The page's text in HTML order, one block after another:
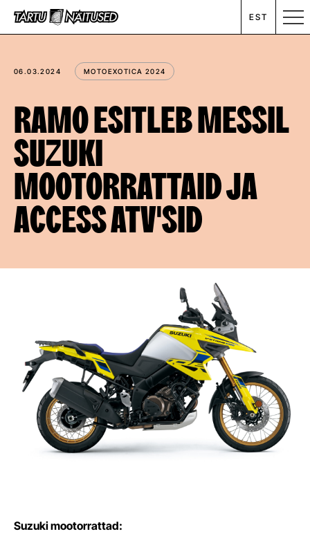
MESSIKALENDER
RENT
ETTEVÕTTEST
UUDISED
KONTAKT
EST
06.03.2024 MOTOEXOTICA 2024
RAMO ESITLEB MESSIL
SUZUKI
MOOTORRATTAID JA
ACCESS ATV'SID
Suzuki mootorrattad: